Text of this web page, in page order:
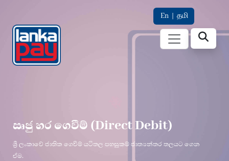
En | தமி
ඍජු හර ගෙවීම් (Direct Debit)
ශ්‍රී ලංකාවේ ජාතික ගෙවීම් යටිතල පහසුකම් ජාත්‍යන්තර තලයට ගෙන
ඒම.